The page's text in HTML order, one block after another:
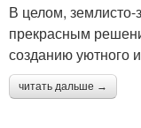
В целом,
прекрасным
созданию уютного
читать дальше →